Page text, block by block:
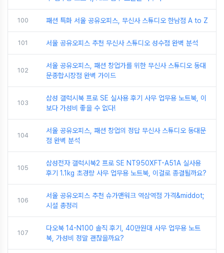
100 패션 특화 서울 공유오피스, 무신사 스튜디오 한남점 A to Z
101 서울 공유오피스 추천 무신사 스튜디오 성수점 완벽 분석
102
서울 공유오피스, 패션 창업가를 위한 무신사 스튜디오 동대
문종합시장점 완벽 가이드
103
삼성 갤럭시북 프로 SE 실사용 후기 사무 업무용 노트북, 이
보다 가성비 좋을 수 없다!
104
서울 공유오피스, 패션 창업의 정답 무신사 스튜디오 동대문
점 완벽 분석
105
삼성전자 갤럭시북2 프로 SE NT950XFT-A51A 실사용
후기 1.1kg 초경량 사무 업무용 노트북, 이걸로 종결될까요?
106
서울 공유오피스 추천 슈가맨워크 역삼역점 가격&middot;
시설 총정리
107
다오북 14-N100 솔직 후기, 40만원대 사무 업무용 노트
북, 가성비 정말 괜찮을까요?